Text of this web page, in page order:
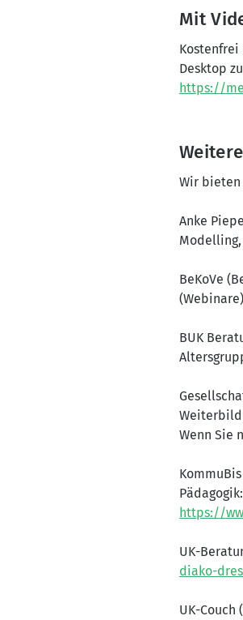
Mit
Kostenfrei
Desktop
https://
Wir bieten
Anke
Modelling,
BeKoVe
(Webinare)
BUK
Wenn Sie
https://
UK-
diako-
UK-